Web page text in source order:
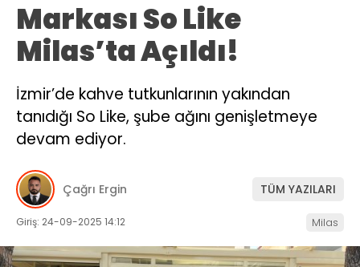
GÜNDEM
EKONOMI
SPOR
VEFAT
İLETIŞIM
KÜNYE
Markası So Like
Milas’ta Açıldı!
İzmir’de kahve tutkunlarının yakından
tanıdığı So Like, şube ağını genişletmeye
devam ediyor.
Çağrı Ergin TÜM YAZILARI
Giriş: 24-09-2025 14:12 Milas